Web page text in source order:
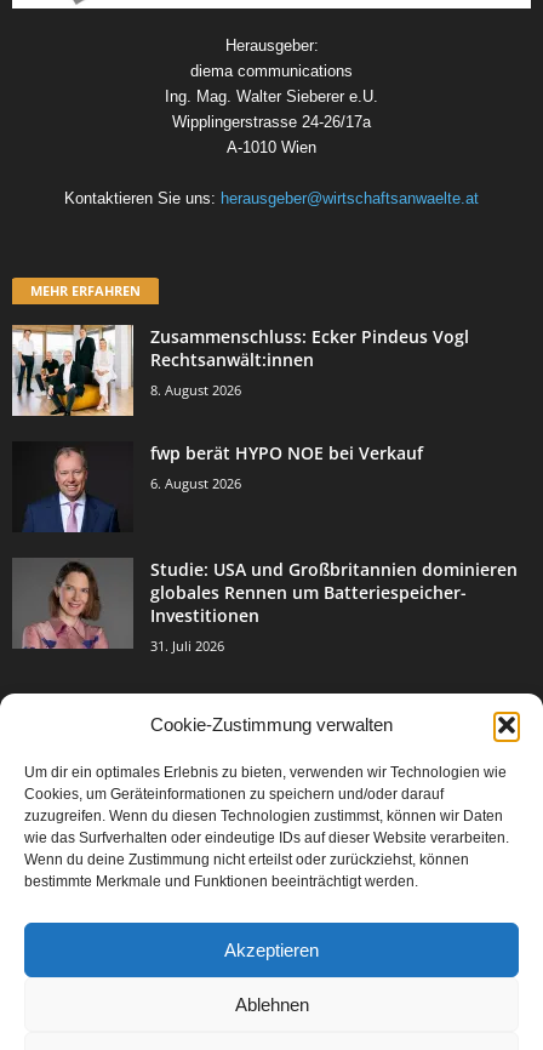
Cookie-Zustimmung verwalten
Um dir ein optimales Erlebnis zu bieten, verwenden wir Technologien wie
Cookies, um Geräteinformationen zu speichern und/oder darauf
zuzugreifen. Wenn du diesen Technologien zustimmst, können wir Daten
wie das Surfverhalten oder eindeutige IDs auf dieser Website verarbeiten.
Wenn du deine Zustimmung nicht erteilst oder zurückziehst, können
bestimmte Merkmale und Funktionen beeinträchtigt werden.
Akzeptieren
Ablehnen
Herausgeber:
diema communications
Ing. Mag. Walter Sieberer e.U.
Wipplingerstrasse 24-26/17a
A-1010 Wien
Kontaktieren Sie uns: herausgeber@wirtschaftsanwaelte.at
MEHR ERFAHREN
Zusammenschluss: Ecker Pindeus Vogl
Rechtsanwält:innen
8. August 2026
fwp berät HYPO NOE bei Verkauf
6. August 2026
Studie: USA und Großbritannien dominieren
globales Rennen um Batteriespeicher-
Investitionen
31. Juli 2026
Events & Success 3004
Breaking News 2067
Aktuelles
Featured Article
Karriere 567